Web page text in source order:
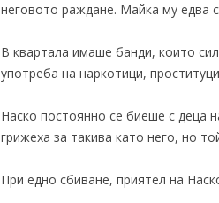
неговото раждане. Майка му едва
В квартала имаше банди, които
употреба на наркотици,
Наско постоянно се биеше с деца
грижеха за такива като него, но
При едно сбиване, приятел на